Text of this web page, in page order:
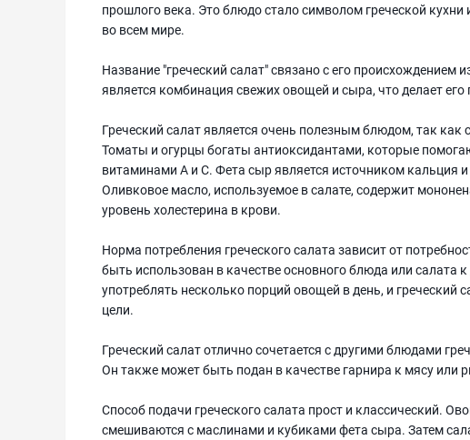
прошлого века. Это блюдо стало символом греческой
во всем мире.
Название "греческий салат" связано с его происхождением
является комбинация свежих овощей и сыра, что делает
Греческий салат является очень полезным блюдом, так
Томаты и огурцы богаты антиоксидантами, которые
витаминами А и С. Фета сыр является источником кальция
Оливковое масло, используемое в салате, содержит
уровень холестерина в крови.
Норма потребления греческого салата зависит от
быть использован в качестве основного блюда или салата
употреблять несколько порций овощей в день, и
цели.
Греческий салат отлично сочетается с другими блюдами
Он также может быть подан в качестве гарнира к мясу или
Способ подачи греческого салата прост и классический.
смешиваются с маслинами и кубиками фета сыра. Затем